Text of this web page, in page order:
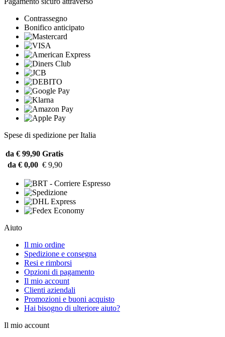
Contrassegno
Bonifico anticipato
Spese di spedizione per Italia
da € 99,90 Gratis
da € 0,00 € 9,90
Aiuto
Il mio ordine
Spedizione e consegna
Resi e rimborsi
Opzioni di pagamento
Il mio account
Clienti aziendali
Promozioni e buoni acquisto
Hai bisogno di ulteriore aiuto?
Il mio account